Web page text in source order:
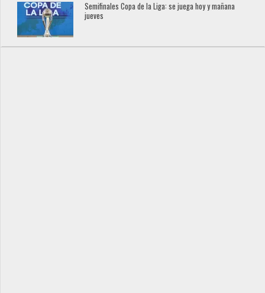
Semifinales Copa de la Liga: se juega hoy y mañana
jueves